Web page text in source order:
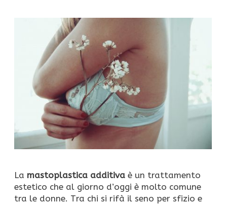
La mastoplastica additiva è un trattamento
estetico che al giorno d’oggi è molto comune
tra le donne. Tra chi si rifà il seno per sfizio e